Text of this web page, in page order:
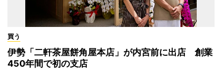
買う
伊勢「二軒茶屋餅角屋本店」が内宮前に出店 創業
450年間で初の支店